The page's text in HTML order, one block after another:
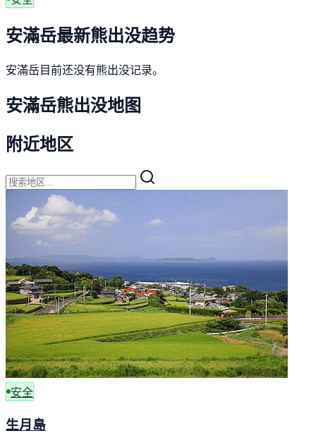
安滿岳最新熊出没趋势
安滿岳目前还没有熊出没记录。
安滿岳熊出没地图
附近地区
安全
生月島